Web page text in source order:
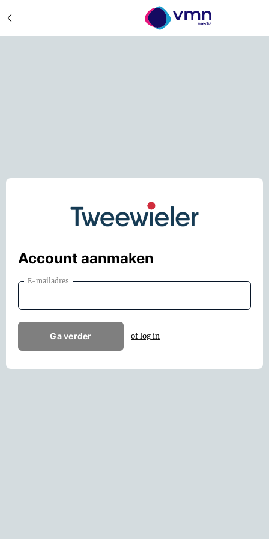
Account aanmaken
E-mailadres
Ga verder of log in